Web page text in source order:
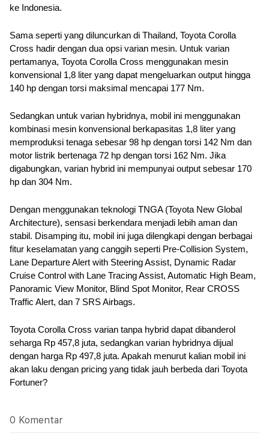
ke Indonesia.
Sama seperti yang diluncurkan di Thailand, Toyota Corolla
Cross hadir dengan dua opsi varian mesin. Untuk varian
pertamanya, Toyota Corolla Cross menggunakan mesin
konvensional 1,8 liter yang dapat mengeluarkan output hingga
140 hp dengan torsi maksimal mencapai 177 Nm.
Sedangkan untuk varian hybridnya, mobil ini menggunakan
kombinasi mesin konvensional berkapasitas 1,8 liter yang
memproduksi tenaga sebesar 98 hp dengan torsi 142 Nm dan
motor listrik bertenaga 72 hp dengan torsi 162 Nm. Jika
digabungkan, varian hybrid ini mempunyai output sebesar 170
hp dan 304 Nm.
Dengan menggunakan teknologi TNGA (Toyota New Global
Architecture), sensasi berkendara menjadi lebih aman dan
stabil. Disamping itu, mobil ini juga dilengkapi dengan berbagai
fitur keselamatan yang canggih seperti Pre-Collision System,
Lane Departure Alert with Steering Assist, Dynamic Radar
Cruise Control with Lane Tracing Assist, Automatic High Beam,
Panoramic View Monitor, Blind Spot Monitor, Rear CROSS
Traffic Alert, dan 7 SRS Airbags.
Toyota Corolla Cross varian tanpa hybrid dapat dibanderol
seharga Rp 457,8 juta, sedangkan varian hybridnya dijual
dengan harga Rp 497,8 juta. Apakah menurut kalian mobil ini
akan laku dengan pricing yang tidak jauh berbeda dari Toyota
Fortuner?
0 Komentar